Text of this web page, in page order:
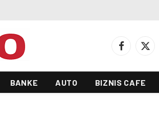
Facebook
X
BANKE AUTO BIZNIS CAFE